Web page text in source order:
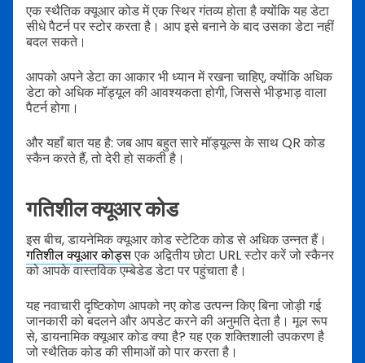
एक स्थैतिक क्यूआर कोड में एक स्थिर गंतव्य होता है क्योंकि यह डेटा
सीधे पैटर्न पर स्टोर करता है। आप इसे बनाने के बाद उसका डेटा नहीं
बदल सकते।
आपको अपने डेटा का आकार भी ध्यान में रखना चाहिए, क्योंकि अधिक
डेटा को अधिक मॉड्यूल की आवश्यकता होगी, जिससे भीड़भाड़ वाला
पैटर्न होगा।
और यहाँ बात यह है: जब आप बहुत सारे मॉड्यूल्स के साथ QR कोड
स्कैन करते हैं, तो देरी हो सकती है।
गतिशील क्यूआर कोड
इस बीच, डायनेमिक क्यूआर कोड स्टेटिक कोड से अधिक उन्नत हैं।
गतिशील क्यूआर कोड्सएक अद्वितीय छोटा URL स्टोर करें जो स्कैनर
को आपके वास्तविक एम्बेडेड डेटा पर पहुंचाता है।
यह नवाचारी दृष्टिकोण आपको नए कोड उत्पन्न किए बिना जोड़ी गई
जानकारी को बदलने और अपडेट करने की अनुमति देता है। मूल रूप
से, डायनामिक क्यूआर कोड क्या है? यह एक शक्तिशाली उपकरण है
जो स्थैतिक कोड की सीमाओं को पार करता है।